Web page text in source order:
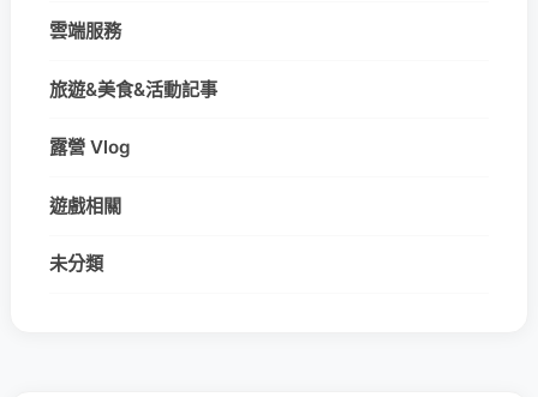
雲端服務
旅遊&美食&活動記事
露營 Vlog
遊戲相關
未分類